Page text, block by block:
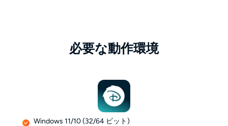
必要な動作環境
Windows 11/10 (32/64 ビット)